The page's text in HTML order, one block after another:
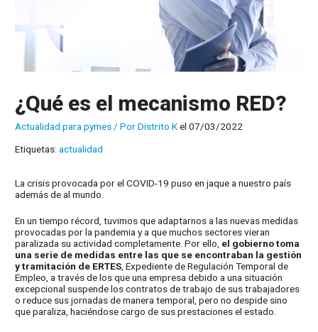
¿Qué es el mecanismo RED?
Actualidad para pymes / PorDistrito Kel 07/03/2022
Etiquetas:actualidad
La crisis provocada por el COVID-19 puso en jaque a nuestro país
además de al mundo.
En un tiempo récord, tuvimos que adaptarnos a las nuevas medidas
provocadas por la pandemia y a que muchos sectores vieran
paralizada su actividad completamente. Por ello, el gobierno toma
una serie de medidas entre las que se encontraban la gestión
y tramitación de ERTES, Expediente de Regulación Temporal de
Empleo, a través de los que una empresa debido a una situación
excepcional suspende los contratos de trabajo de sus trabajadores
o reduce sus jornadas de manera temporal, pero no despide sino
que paraliza, haciéndose cargo de sus prestaciones el estado.